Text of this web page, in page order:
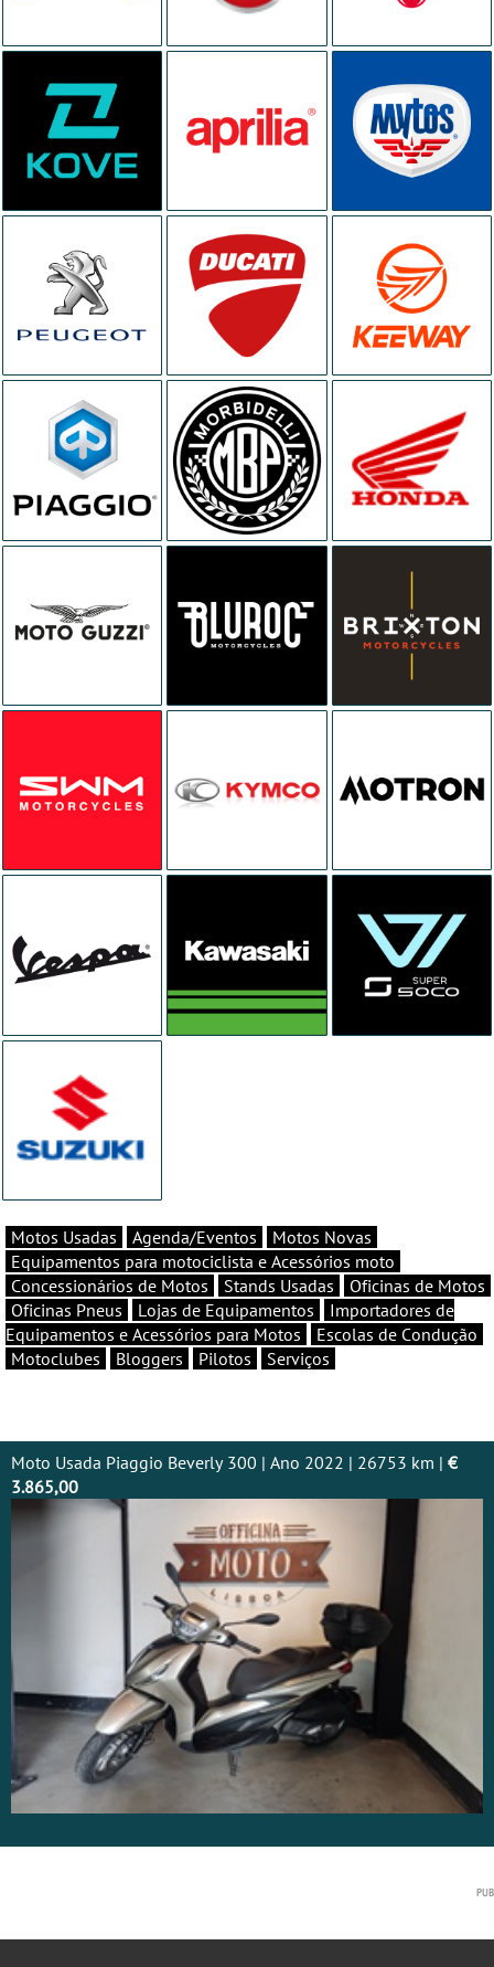
Motos Usadas Agenda/Eventos
Motos Novas
Equipamentos para motociclista e Acessórios moto
Concessionários de Motos
Stands Usadas
Oficinas de Motos
Oficinas Pneus
Lojas de Equipamentos
Importadores de
Equipamentos e Acessórios para Motos
Escolas de Condução
Motoclubes
Bloggers Pilotos Serviços
Moto Usada Piaggio Beverly 300 | Ano 2022 | 26753 km | €
3.865,00